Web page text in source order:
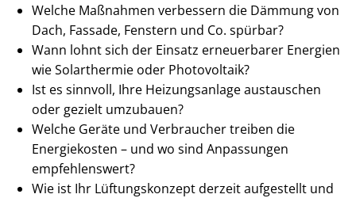
Welche Maßnahmen verbessern die Dämmung von
Dach, Fassade, Fenstern und Co. spürbar?
Wann lohnt sich der Einsatz erneuerbarer Energien
wie Solarthermie oder Photovoltaik?
Ist es sinnvoll, Ihre Heizungsanlage austauschen
oder gezielt umzubauen?
Welche Geräte und Verbraucher treiben die
Energiekosten – und wo sind Anpassungen
empfehlenswert?
Wie ist Ihr Lüftungskonzept derzeit aufgestellt und